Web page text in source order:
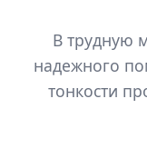
В трудную
надежного
тонкости